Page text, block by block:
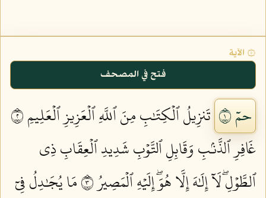
۞ الآية
فتح في المصحف
حمٓ ١
تَنزِيلُ ٱلۡكِتَٰبِ مِنَ ٱللَّهِ ٱلۡعَزِيزِ ٱلۡعَلِيمِ ٢
غَافِرِ ٱلذَّنۢبِ وَقَابِلِ ٱلتَّوۡبِ شَدِيدِ ٱلۡعِقَابِ ذِي
ٱلطَّوۡلِۖ لَآ إِلَٰهَ إِلَّا هُوَۖ إِلَيۡهِ ٱلۡمَصِيرُ ٣
مَا يُجَٰدِلُ فِيٓ